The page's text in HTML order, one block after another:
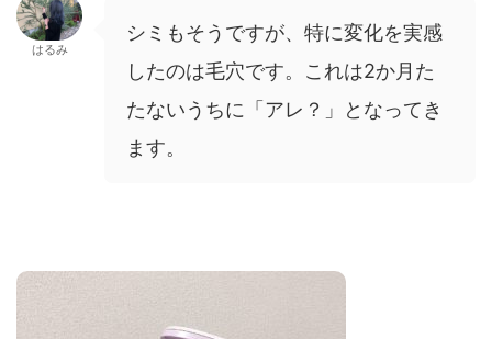
はるみ
シミもそうですが、特に変化を実感
したのは毛穴です。これは2か月た
たないうちに「アレ？」となってき
ます。